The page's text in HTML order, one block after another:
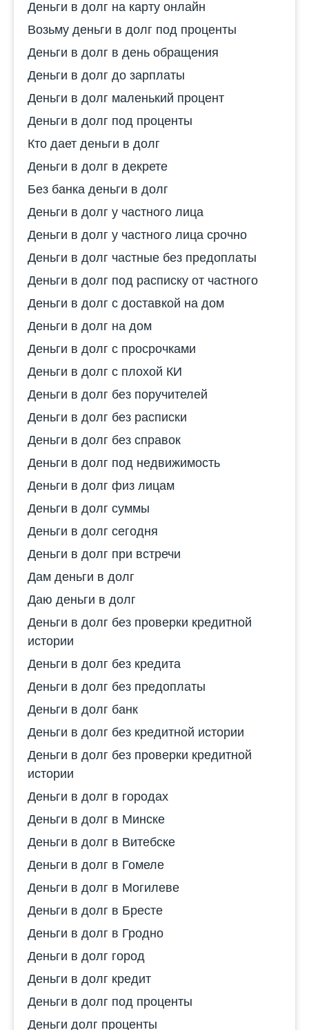
Деньги в долг на карту онлайн
Возьму деньги в долг под проценты
Деньги в долг в день обращения
Деньги в долг до зарплаты
Деньги в долг маленький процент
Деньги в долг под проценты
Кто дает деньги в долг
Деньги в долг в декрете
Без банка деньги в долг
Деньги в долг у частного лица
Деньги в долг у частного лица срочно
Деньги в долг частные без предоплаты
Деньги в долг под расписку от частного
Деньги в долг с доставкой на дом
Деньги в долг на дом
Деньги в долг с просрочками
Деньги в долг с плохой КИ
Деньги в долг без поручителей
Деньги в долг без расписки
Деньги в долг без справок
Деньги в долг под недвижимость
Деньги в долг физ лицам
Деньги в долг суммы
Деньги в долг сегодня
Деньги в долг при встречи
Дам деньги в долг
Даю деньги в долг
Деньги в долг без проверки кредитной
истории
Деньги в долг без кредита
Деньги в долг без предоплаты
Деньги в долг банк
Деньги в долг без кредитной истории
Деньги в долг без проверки кредитной
истории
Деньги в долг в городах
Деньги в долг в Минске
Деньги в долг в Витебске
Деньги в долг в Гомеле
Деньги в долг в Могилеве
Деньги в долг в Бресте
Деньги в долг в Гродно
Деньги в долг город
Деньги в долг кредит
Деньги в долг под проценты
Деньги долг проценты